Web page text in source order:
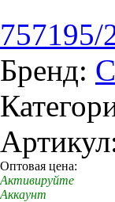
Бренд:
Оптовая цена:
Активируйте
Аккаунт